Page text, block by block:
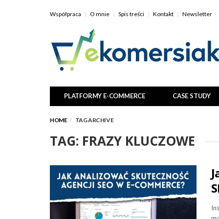
Współpraca O mnie Spis treści Kontakt Newsletter
PLATFORMY E-COMMERCE CASE STUDY
HOME TAG ARCHIVE
TAG: FRAZY KLUCZOWE